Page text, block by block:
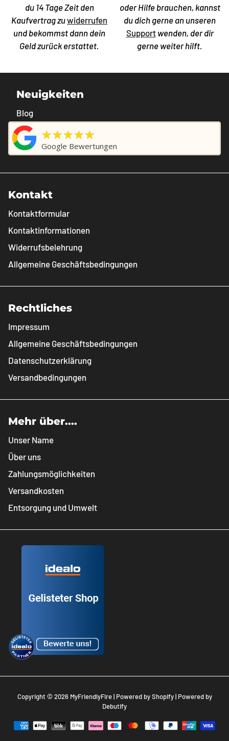
du 14 Tage Zeit den
Kaufvertrag zuwiderrufen
und bekommst dann dein
Geld zurück erstattet.
oder Hilfe brauchen, kannst
du dich gerne an unseren
Support wenden, der dir
gerne weiter hilft.
Neuigkeiten
Blog
★★★★★
Google Bewertungen
Kontakt
Kontaktformular
Kontaktinformationen
Widerrufsbelehrung
Allgemeine Geschäftsbedingungen
Rechtliches
Impressum
Allgemeine Geschäftsbedingungen
Datenschutzerklärung
Versandbedingungen
Mehr über....
Unser Name
Über uns
Zahlungsmöglichkeiten
Versandkosten
Entsorgung und Umwelt
Copyright © 2026 MyFriendlyFire| Powered byShopify| Powered by
Debutify
Zahlungsarten